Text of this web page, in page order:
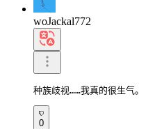
woJackal772
种族歧视……我真的很生气。
0